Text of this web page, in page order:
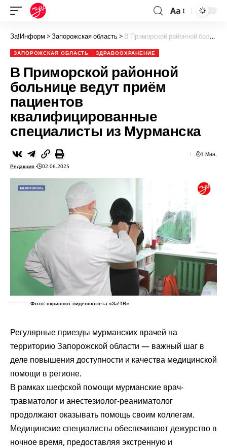
Aa
За!Информ >Запорожская область> В Приморской районной больнице ведут приём пациентов квалифицированные специалисты из Мурманска
ЗАПОРОЖСКАЯ ОБЛАСТЬ ЗДРАВООХРАНЕНИЕ
В Приморской районной
больнице ведут приём
пациентов
квалифицированные
специалисты из Мурманска
Редакция 02.06.2025
1 Мин.
Фото: скриншот видеосюжета «За!ТВ»
Регулярные приезды мурманских врачей на
территорию Запорожской области — важный шаг в
деле повышения доступности и качества медицинской
помощи в регионе.
В рамках шефской помощи мурманские врач-
травматолог и анестезиолог-реаниматолог
продолжают оказывать помощь своим коллегам.
Медицинские специалисты обеспечивают дежурство в
ночное время, предоставляя экстренную и